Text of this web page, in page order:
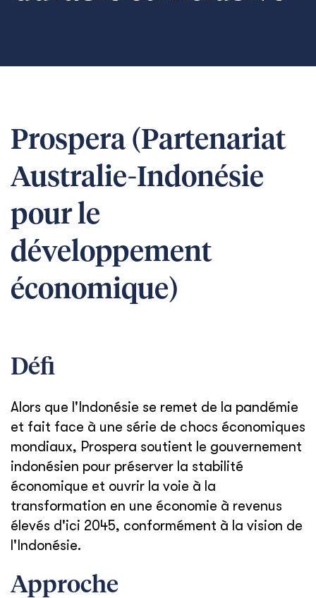
Prospera (Partenariat
Australie-Indonésie
pour le
développement
économique)
Défi
Alors que l'Indonésie se remet de la pandémie
et fait face à une série de chocs économiques
mondiaux, Prospera soutient le gouvernement
indonésien pour préserver la stabilité
économique et ouvrir la voie à la
transformation en une économie à revenus
élevés d'ici 2045, conformément à la vision de
l'Indonésie.
Approche